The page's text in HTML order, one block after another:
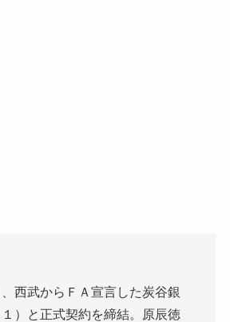
西武からＦＡ宣言した炭谷銀
）と正式契約を締結。原辰徳